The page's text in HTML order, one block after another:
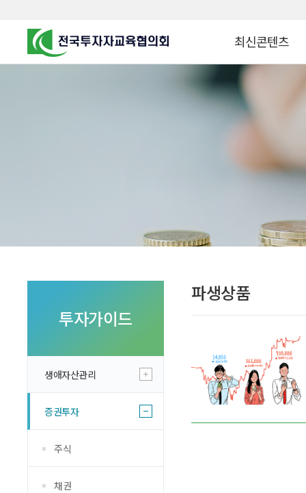
최신콘텐츠
찾아가는 군장병 금
찾아가는 연금ᆞ자
군장병 금융투자 아
자립준비청년을 위한
실전투자 Insight
투자가이드
생애자산관리
증권투자
주식
채권
파생상품